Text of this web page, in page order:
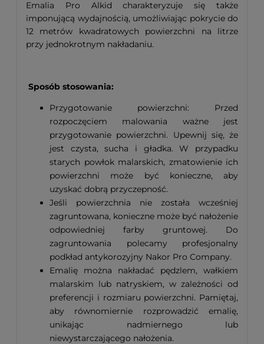
Emalia Pro Alkid charakteryzuje się także
imponującą wydajnością, umożliwiając pokrycie do
12 metrów kwadratowych powierzchni na litrze
przy jednokrotnym nakładaniu.
Sposób stosowania:
Przygotowanie powierzchni: Przed
rozpoczęciem malowania ważne jest
przygotowanie powierzchni. Upewnij się, że
jest czysta, sucha i gładka. W przypadku
starych powłok malarskich, zmatowienie ich
powierzchni może być konieczne, aby
uzyskać dobrą przyczepność.
Jeśli powierzchnia nie została wcześniej
zagruntowana, konieczne może być nałożenie
odpowiedniej farby gruntowej. Do
zagruntowania polecamy profesjonalny
podkład antykorozyjny Nakor Pro Company.
Emalię można nakładać pędzlem, wałkiem
malarskim lub natryskiem, w zależności od
preferencji i rozmiaru powierzchni. Pamiętaj,
aby równomiernie rozprowadzić emalię,
unikając nadmiernego lub
niewystarczającego nałożenia.